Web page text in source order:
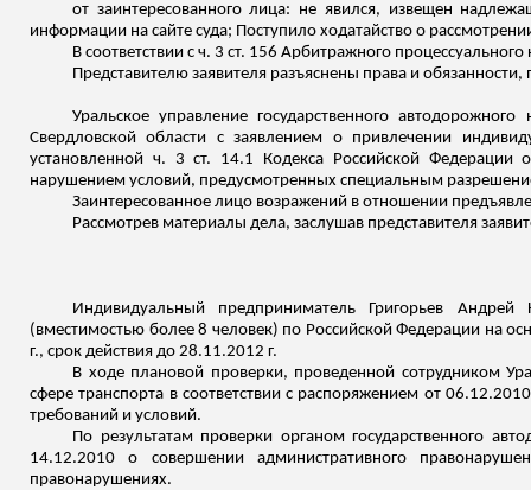
от заинтересованного лица: не явился, извещен
информации на сайте суда; Поступило ходатайство о
В соответствии с ч. 3 ст. 156 Арбитражного
Представителю заявителя разъяснены права и
Уральское управление государственного
Свердловской области с заявлением о привлечении
установленной ч. 3 ст. 14.1 Кодекса Российской Федерации
нарушением условий, предусмотренных специальным
Заинтересованное лицо возражений в отношении
Рассмотрев материалы дела, заслушав представителя
Индивидуальный предприниматель Григорьев Андрей
(вместимостью более 8 человек) по Российской Федерации на
г., срок действия до 28.11.2012 г.
В ходе плановой проверки, проведенной сотрудником
сфере транспорта в соответствии с распоряжением от
требований и условий.
По результатам проверки органом государственного
14.12.2010 о совершении административного
правонарушениях.